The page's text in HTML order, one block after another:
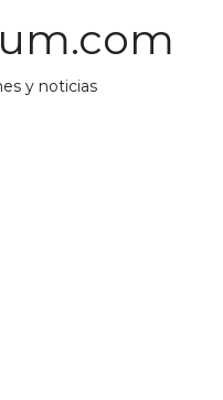
y noticias